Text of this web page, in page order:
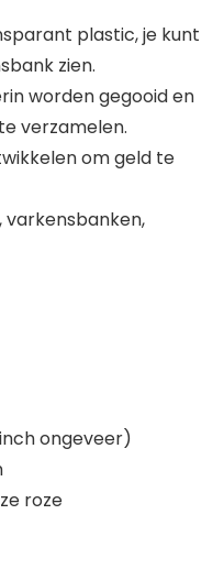
plastic, je kunt
zien.
worden gegooid en
verzamelen.
om geld te
varkensbanken,
ongeveer)
roze